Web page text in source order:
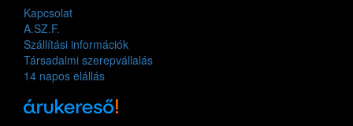
Kapcsolat
A.SZ.F.
Szállítási információk
Társadalmi szerepvállalás
14 napos elállás